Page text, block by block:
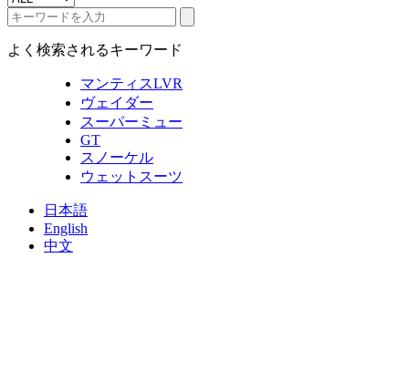
よく検索されるキーワード
マンティスLVR
ヴェイダー
スーパーミュー
GT
スノーケル
ウェットスーツ
日本語
English
中文